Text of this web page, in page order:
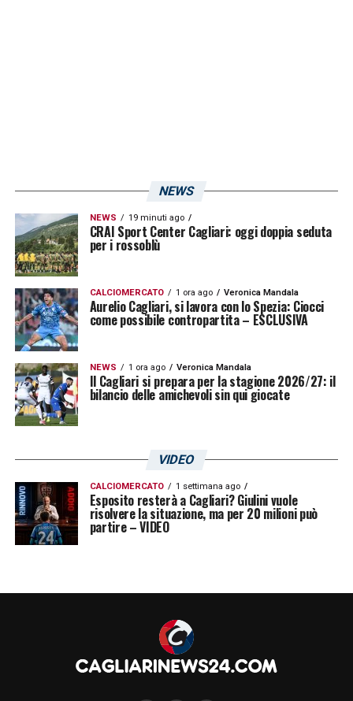
NEWS
NEWS 19 minuti ago
CRAI Sport Center Cagliari: oggi doppia seduta
per i rossoblù
CALCIOMERCATO 1 ora ago Veronica Mandala
Aurelio Cagliari, si lavora con lo Spezia: Ciocci
come possibile contropartita – ESCLUSIVA
NEWS 1 ora ago Veronica Mandala
Il Cagliari si prepara per la stagione 2026/27: il
bilancio delle amichevoli sin qui giocate
VIDEO
CALCIOMERCATO 1 settimana ago
Esposito resterà a Cagliari? Giulini vuole
risolvere la situazione, ma per 20 milioni può
partire – VIDEO